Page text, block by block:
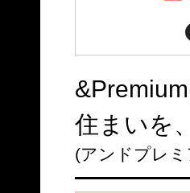
住まいを
(アンドプレ